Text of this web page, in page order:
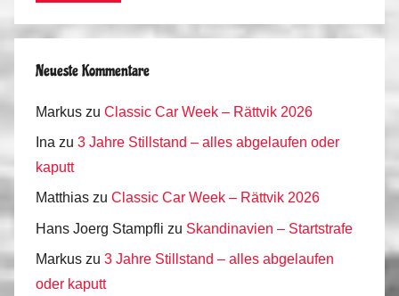
Neueste Kommentare
Markus zu Classic Car Week – Rättvik 2026
Ina zu 3 Jahre Stillstand – alles abgelaufen oder
kaputt
Matthias zu Classic Car Week – Rättvik 2026
Hans Joerg Stampfli zu Skandinavien – Startstrafe
Markus zu 3 Jahre Stillstand – alles abgelaufen
oder kaputt